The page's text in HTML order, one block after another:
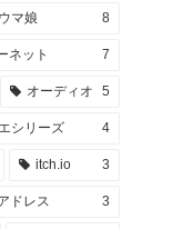
ウマ娘 8
ネット 7
オーディオ 5
シリーズ 4
itch.io 3
ドレス 3